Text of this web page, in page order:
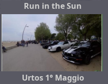
Run in the Sun
Urtos 1° Maggio